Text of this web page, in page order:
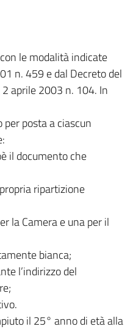
le modalità indicate
n. 459 e dal Decreto del
aprile 2003 n. 104. In
posta a ciascun
il documento che
ripartizione
la Camera e una per il
bianca;
l’indirizzo del
il 25° anno di età alla